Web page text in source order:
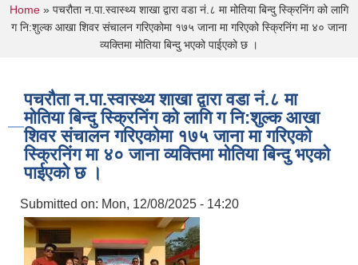
You are here
Home » पचरौता न.पा.स्वास्थ्य शाखा द्वारा वडा नं.८ मा मोतिया बिन्दु स्क्रिनिंग को लागि
ग नि:शुल्क आखा शिवर संचालन गरिएकोमा १७५ जाना मा गरिएको स्क्रिनिंग मा ४० जाना
व्यक्तिमा मोतिया बिन्दु भएको पाईएको छ ।
पचरौता न.पा.स्वास्थ्य शाखा द्वारा वडा नं.८ मा
मोतिया बिन्दु स्क्रिनिंग को लागि ग नि:शुल्क आखा
शिवर संचालन गरिएकोमा १७५ जाना मा गरिएको
स्क्रिनिंग मा ४० जाना व्यक्तिमा मोतिया बिन्दु भएको
पाईएको छ ।
Submitted on: Mon, 12/08/2025 - 14:20